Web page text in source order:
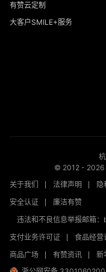
有赞云定制
大客户SMILE+服务
© 2012 - 2026
关于我们
法律声明 隐
安全认证
廉洁有赞
违法和不良信息举报邮箱
支付业务许可证
食品经营
商品广场
有赞资讯 新